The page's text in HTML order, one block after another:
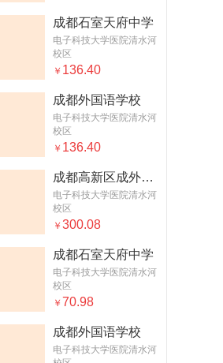
成都石室天府中学
电子科技大学医院清水河
校区
￥ 136.40
成都外国语学校
电子科技大学医院清水河
校区
￥ 136.40
成都高新区成外高级中学
电子科技大学医院清水河
校区
￥ 300.08
成都石室天府中学
电子科技大学医院清水河
校区
￥ 70.98
成都外国语学校
电子科技大学医院清水河